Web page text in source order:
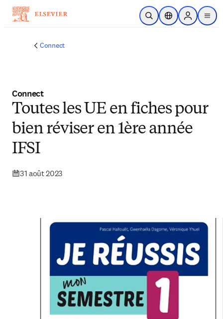
Passer au contenu principal
Ouvrir la recherche
Sélecteur de
Sign in to
menu
Connect
Connect
Toutes les UE en fiches pour
bien réviser en 1ère année
IFSI
31 août 2023